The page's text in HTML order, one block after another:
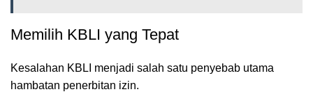
Memilih KBLI yang Tepat
Kesalahan KBLI menjadi salah satu penyebab utama
hambatan penerbitan izin.